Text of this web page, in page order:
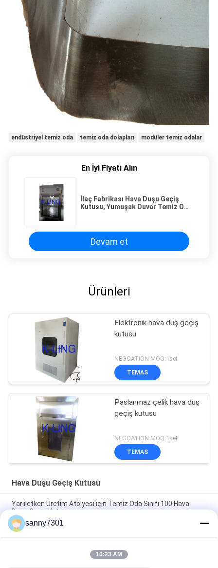
endüstriyel temiz oda temiz oda dolapları modüler temiz odalar
En İyi Fiyatı Alın
İlaç Fabrikası Hava Duşu Geçiş
Kutusu, Yumuşak Duvar Temiz Oda
Devam et
Ürünleri
Elektronik hava duş geçiş
kutusu
NEGOATION MOQ:1set
TEMAS
Paslanmaz çelik hava duş
geçiş kutusu
NEGOATION MOQ:1set
TEMAS
Hava Duşu Geçiş Kutusu
Yarıiletken Üretim Atölyesi için Temiz Oda Sınıfı 100 Hava
Duşu Geçiş Kutusu
Konveyör Hattı ile Kompakt PLC Kontrol Sistemi Temiz Oda
Geçişi
1 Yıl Garanti ile Özelleştirilebilir Çift Salıncak Kapı Hava Duş
sanny7301
10:23 AM